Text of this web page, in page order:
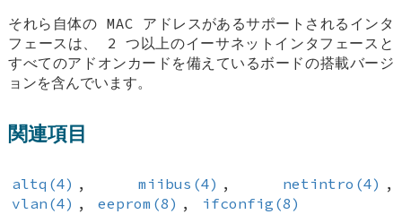
それら自体の MAC アドレスがあるサポートされるインタ
フェースは、 2 つ以上のイーサネットインタフェースと
すべてのアドオンカードを備えているボードの搭載バージ
ョンを含んでいます。
関連項目
altq(4) , miibus(4) , netintro(4) ,
vlan(4) , eeprom(8) , ifconfig(8)